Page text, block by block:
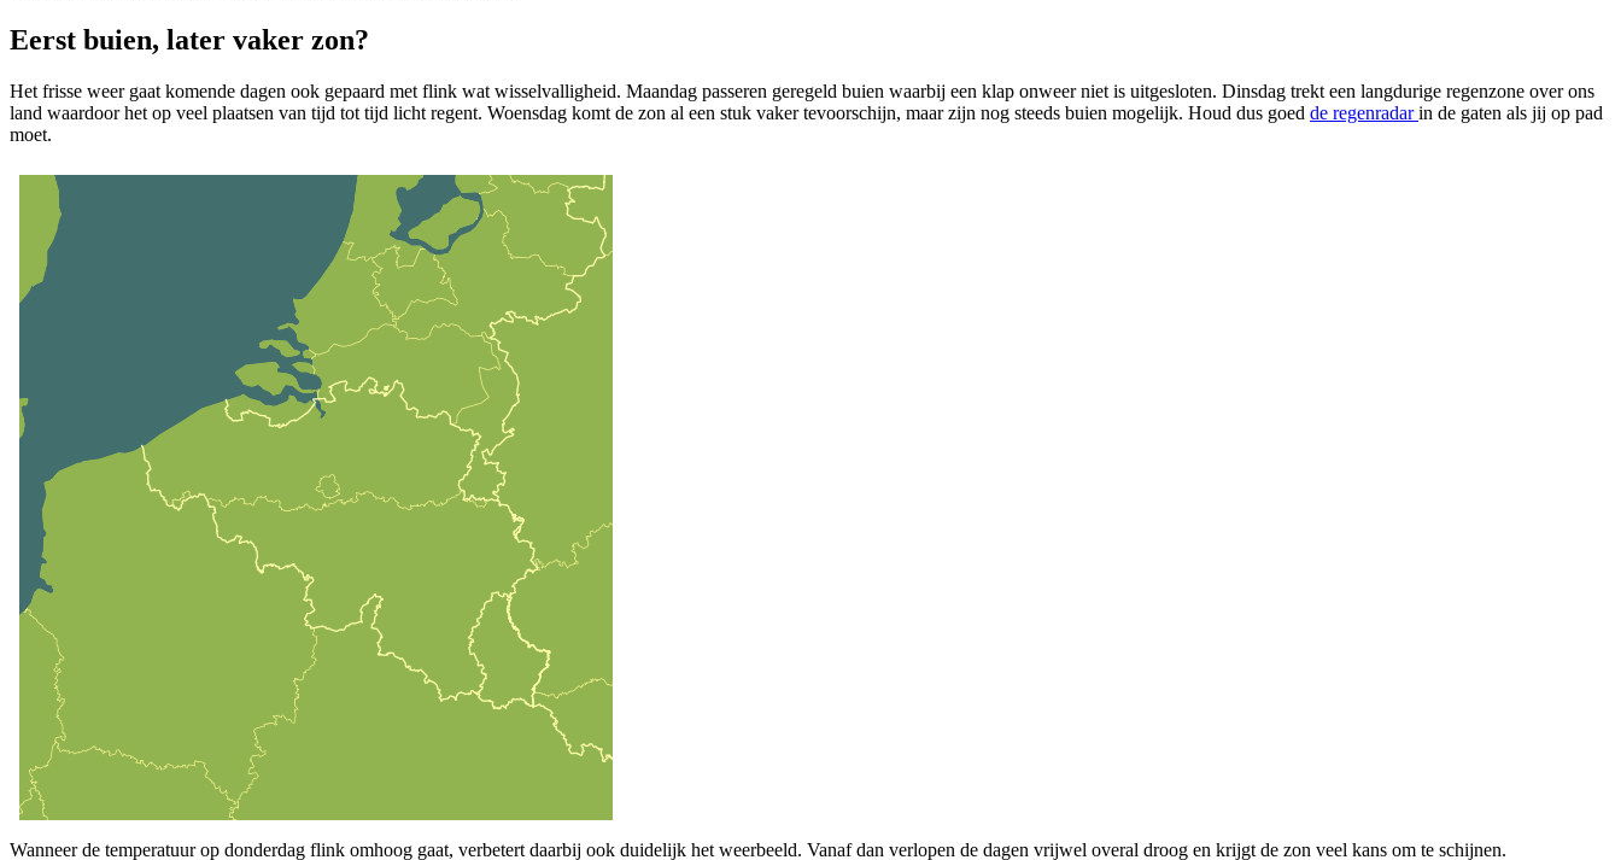
Eerst buien, later vaker zon?
Het frisse weer gaat komende dagen ook gepaard met flink wat wisselvalligheid. Maandag passeren geregeld buien waarbij een klap onweer niet is uitgesloten. Dinsdag trekt een langdurige regenzone over ons
land waardoor het op veel plaatsen van tijd tot tijd licht regent. Woensdag komt de zon al een stuk vaker tevoorschijn, maar zijn nog steeds buien mogelijk. Houd dus goed de regenradarin de gaten als jij op pad
moet.
Wanneer de temperatuur op donderdag flink omhoog gaat, verbetert daarbij ook duidelijk het weerbeeld. Vanaf dan verlopen de dagen vrijwel overal droog en krijgt de zon veel kans om te schijnen.